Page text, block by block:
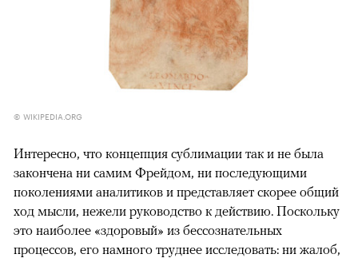
© WIKIPEDIA.ORG
Интересно, что концепция сублимации так и не была
закончена ни самим Фрейдом, ни последующими
поколениями аналитиков и представляет скорее общий
ход мысли, нежели руководство к действию. Поскольку
это наиболее «здоровый» из бессознательных
процессов, его намного труднее исследовать: ни жалоб,